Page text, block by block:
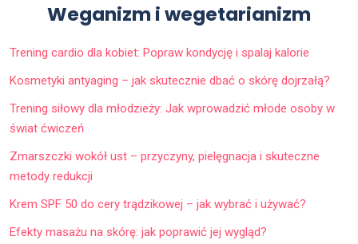
Weganizm i wegetarianizm
Trening cardio dla kobiet: Popraw kondycję i spalaj kalorie
Kosmetyki antyaging – jak skutecznie dbać o skórę dojrzałą?
Trening siłowy dla młodzieży: Jak wprowadzić młode osoby w
świat ćwiczeń
Zmarszczki wokół ust – przyczyny, pielęgnacja i skuteczne
metody redukcji
Krem SPF 50 do cery trądzikowej – jak wybrać i używać?
Efekty masażu na skórę: jak poprawić jej wygląd?